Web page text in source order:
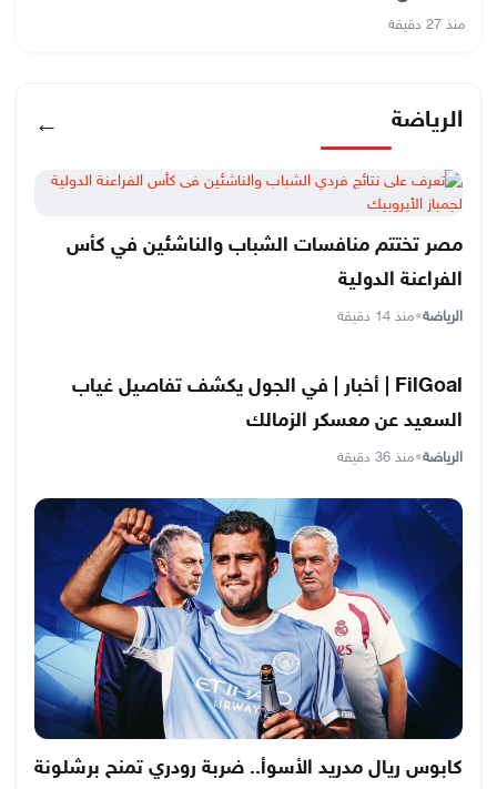
منذ 27 دقيقة
الرياضة ←
مصر تختتم منافسات الشباب والناشئين في كأس
الفراعنة الدولية
الرياضة•منذ 14 دقيقة
FilGoal | أخبار | في الجول يكشف تفاصيل غياب
السعيد عن معسكر الزمالك
الرياضة•منذ 36 دقيقة
كابوس ريال مدريد الأسوأ.. ضربة رودري تمنح برشلونة